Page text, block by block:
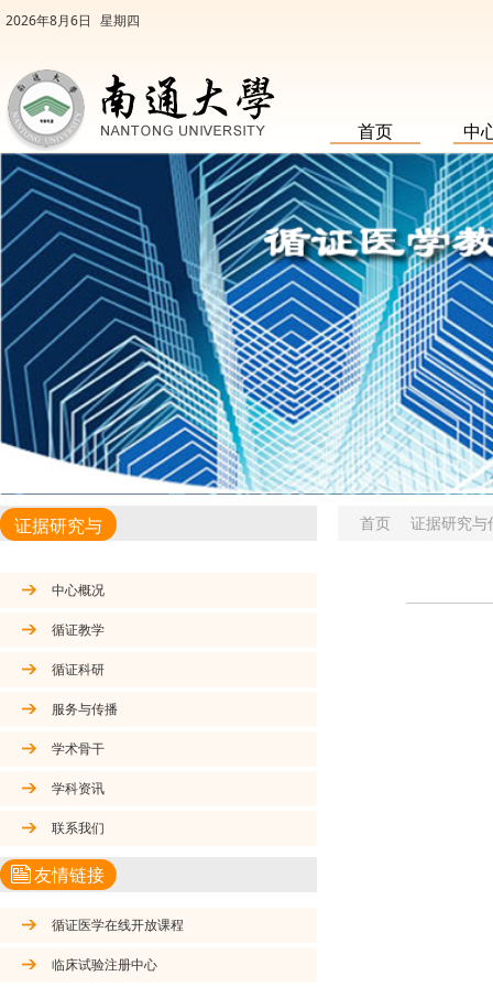
2026年8月6日 星期四
首页 中
证据研究与
中心概况
循证教学
循证科研
服务与传播
学术骨干
学科资讯
联系我们
友情链接
循证医学在线开放课程
临床试验注册中心
首页 证据研究与